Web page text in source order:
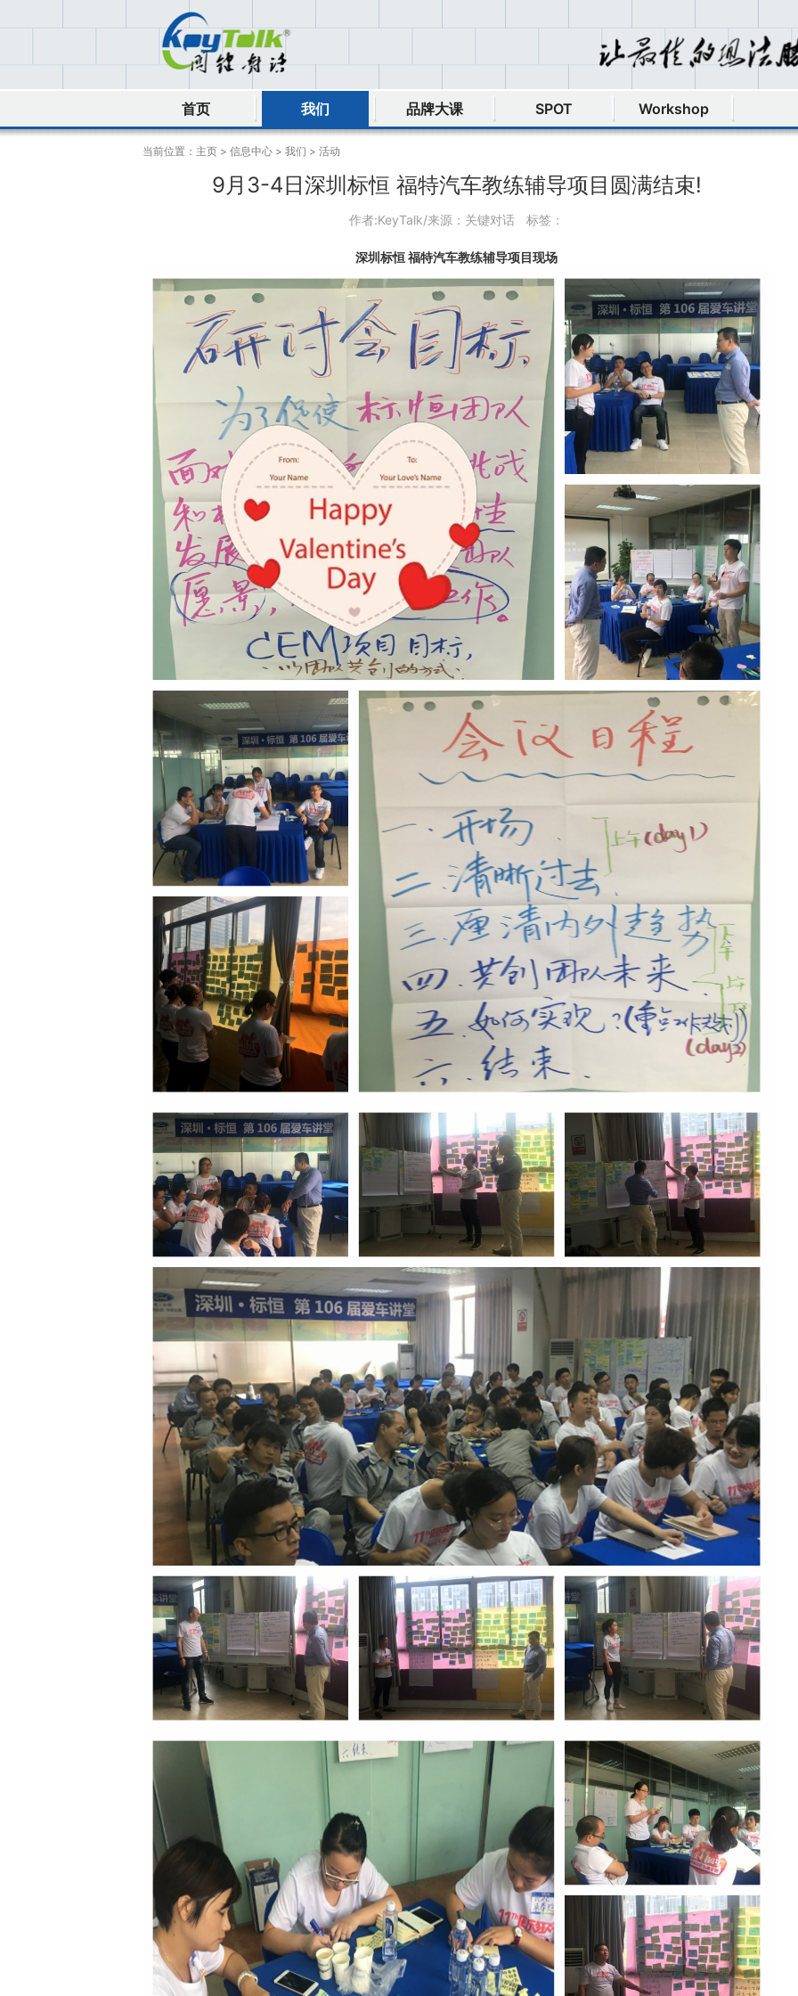
首页 我们 品牌大课 SPOT Workshop
当前位置： 主页 > 信息中心 > 我们 > 活动
9月3-4日深圳标恒 福特汽车教练辅导项目圆满结束!
作者:KeyTalk/来源：关键对话 标签：
深圳标恒 福特汽车教练辅导项目现场